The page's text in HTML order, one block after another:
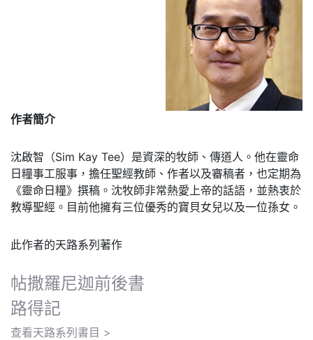
作者簡介
沈啟智（Sim Kay Tee）是資深的牧師、傳道人。他在靈命
日糧事工服事，擔任聖經教師、作者以及審稿者，也定期為
《靈命日糧》撰稿。沈牧師非常熱愛上帝的話語，並熱衷於
教導聖經。目前他擁有三位優秀的寶貝女兒以及一位孫女。
此作者的天路系列著作
帖撒羅尼迦前後書
路得記
查看天路系列書目 >